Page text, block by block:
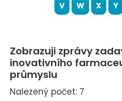
V
W X Y
Zobrazuji zprávy
inovativního
průmyslu
Nalezený počet: 7